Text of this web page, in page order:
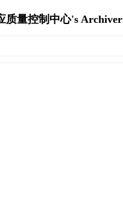
质量控制中心's Archiver